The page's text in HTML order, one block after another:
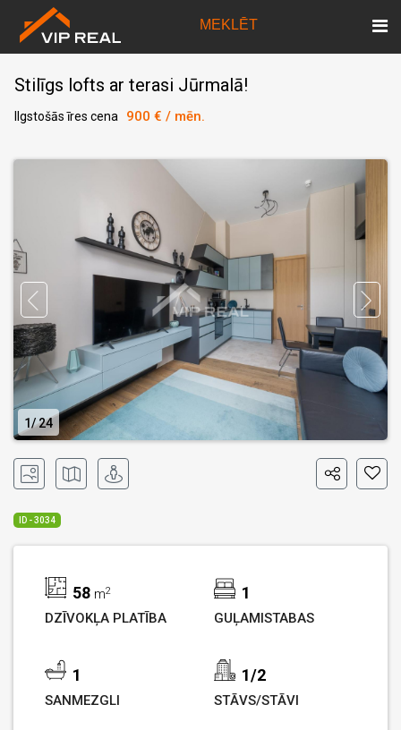
MEKLĒT
Stilīgs lofts ar terasi Jūrmalā!
Ilgstošās īres cena 900 € / mēn.
1 24
ID - 3034
58 m2
DZĪVOKĻA PLATĪBA
1
GUĻAMISTABAS
1
SANMEZGLI
1/2
STĀVS/STĀVI